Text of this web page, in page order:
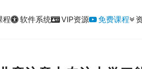
程 软件系统 VIP资源 免费课程